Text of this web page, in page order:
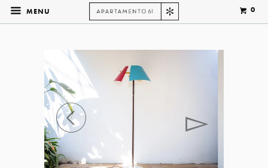
MENU 0
◅ ▻